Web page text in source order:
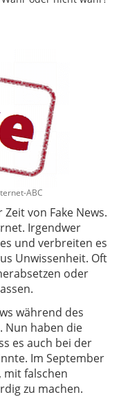
ABC
von Fake News.
Irgendwer
und verbreiten es
Unwissenheit. Oft
oder
während des
Nun haben die
es auch bei der
Im September
mit falschen
zu machen.